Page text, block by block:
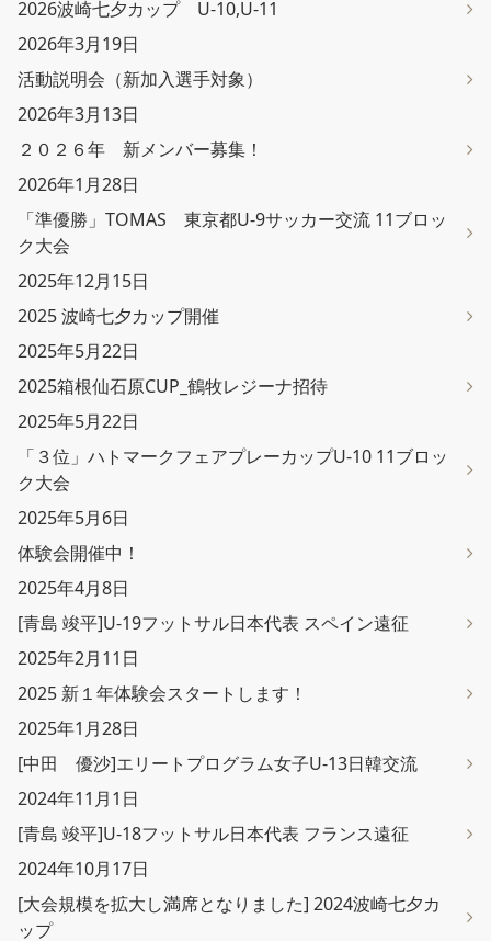
2026波崎七夕カップ U-10,U-11
2026年3月19日
活動説明会（新加入選手対象）
2026年3月13日
２０２６年 新メンバー募集！
2026年1月28日
「準優勝」TOMAS 東京都U-9サッカー交流 11ブロッ
ク大会
2025年12月15日
2025 波崎七夕カップ開催
2025年5月22日
2025箱根仙石原CUP_鶴牧レジーナ招待
2025年5月22日
「３位」ハトマークフェアプレーカップU-10 11ブロッ
ク大会
2025年5月6日
体験会開催中！
2025年4月8日
[青島 竣平]U-19フットサル日本代表 スペイン遠征
2025年2月11日
2025 新１年体験会スタートします！
2025年1月28日
[中田 優沙]エリートプログラム女子U-13日韓交流
2024年11月1日
[青島 竣平]U-18フットサル日本代表 フランス遠征
2024年10月17日
[大会規模を拡大し満席となりました] 2024波崎七夕カ
ップ